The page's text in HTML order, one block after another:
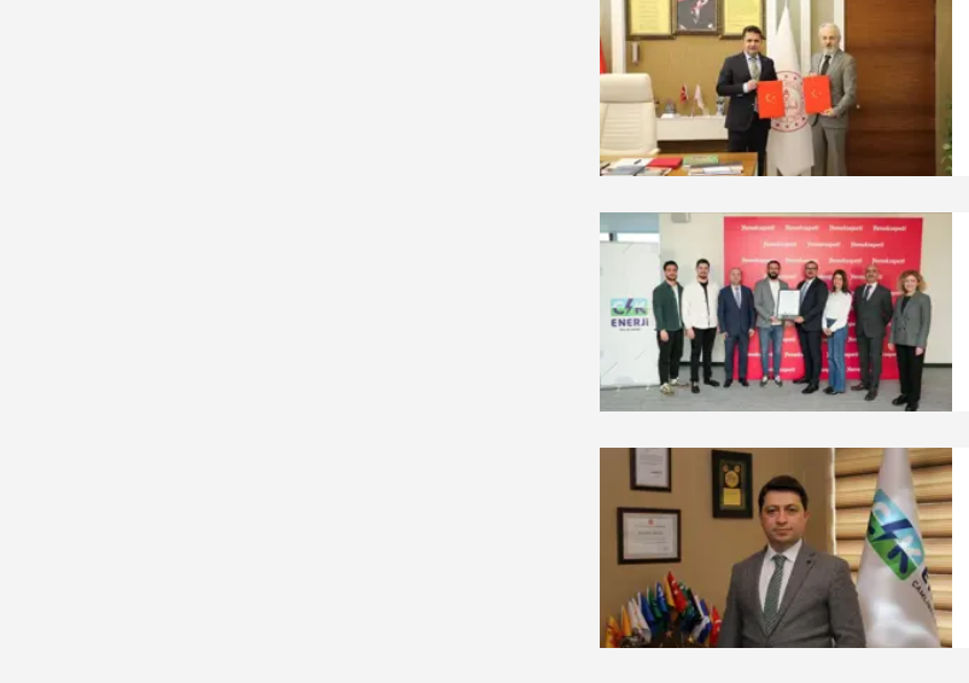
karşılayan tesisler, tüketiciler tarafından artık
daha çok tercih ediliyor” dedi.